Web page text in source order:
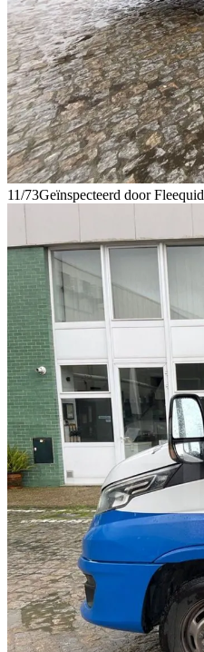
11/73Geïnspecteerd door Fleequid